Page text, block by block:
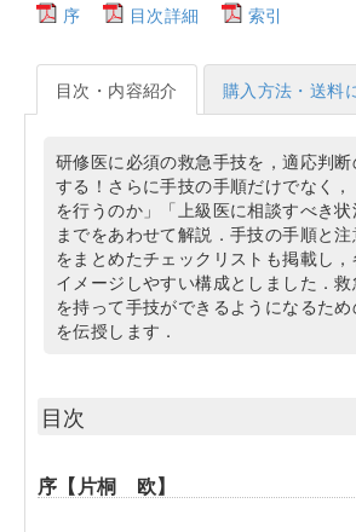
序
目次詳細 索引
目次・内容紹介 購入方法・送料
研修医に必須の救急手技を，適応判
する！さらに手技の手順だけでなく
を行うのか」「上級医に相談すべき状
までをあわせて解説．手技の手順と
をまとめたチェックリストも掲載し
イメージしやすい構成としました．
を持って手技ができるようになるた
を伝授します．
目次
序【片桐 欧】